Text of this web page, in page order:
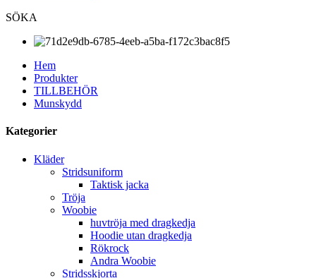
SÖKA
Hem
Produkter
TILLBEHÖR
Munskydd
Kategorier
Kläder
Stridsuniform
Taktisk jacka
Tröja
Woobie
huvtröja med dragkedja
Hoodie utan dragkedja
Rökrock
Andra Woobie
Stridsskjorta